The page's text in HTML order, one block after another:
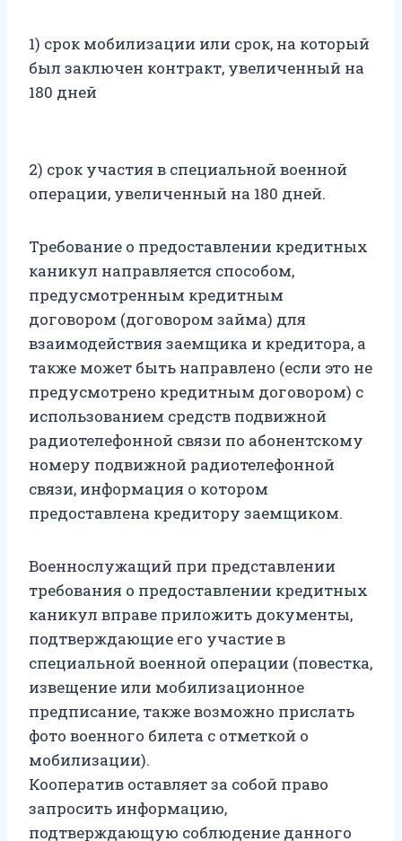
1) срок мобилизации или срок, на который
был заключен контракт, увеличенный на
180 дней
2) срок участия в специальной военной
операции, увеличенный на 180 дней.
Требование о предоставлении кредитных
каникул направляется способом,
предусмотренным кредитным
договором (договором займа) для
взаимодействия заемщика и кредитора, а
также может быть направлено (если это не
предусмотрено кредитным договором) с
использованием средств подвижной
радиотелефонной связи по абонентскому
номеру подвижной радиотелефонной
связи, информация о котором
предоставлена кредитору заемщиком.
Военнослужащий при представлении
требования о предоставлении кредитных
каникул вправе приложить документы,
подтверждающие его участие в
специальной военной операции (повестка,
извещение или мобилизационное
предписание, также возможно прислать
фото военного билета с отметкой о
мобилизации).
Кооператив оставляет за собой право
запросить информацию,
подтверждающую соблюдение данного